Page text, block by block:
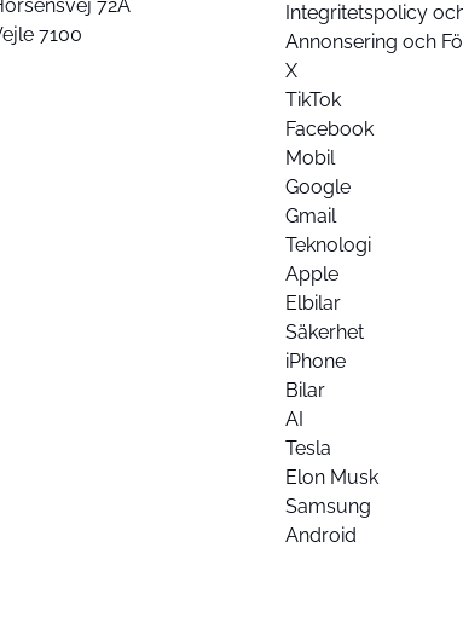
72A
7100
Integritetspolicy
Annonsering och
X
TikTok
Facebook
Mobil
Google
Gmail
Teknologi
Apple
Elbilar
Säkerhet
iPhone
Bilar
AI
Tesla
Elon Musk
Samsung
Android